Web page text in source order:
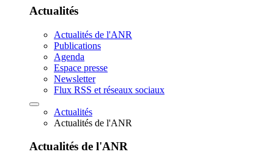
Actualités
Actualités de l'ANR
Publications
Agenda
Espace presse
Newsletter
Flux RSS et réseaux sociaux
Actualités
Actualités de l'ANR
Actualités de l'ANR